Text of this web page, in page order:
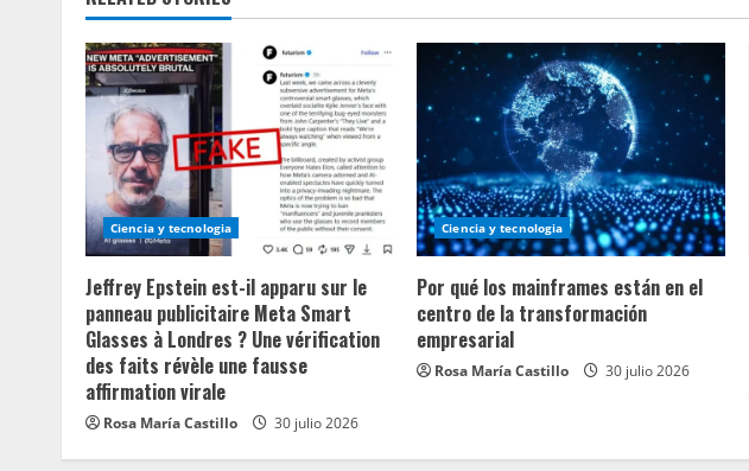
u
e
R
e
a
d
i
n
g
Ciencia y tecnologia
Jeffrey Epstein est-il apparu sur le
panneau publicitaire Meta Smart
Glasses à Londres ? Une vérification
des faits révèle une fausse
affirmation virale
Rosa María Castillo 30 julio 2026
Ciencia y tecnologia
Por qué los mainframes están en el
centro de la transformación
empresarial
Rosa María Castillo 30 julio 2026